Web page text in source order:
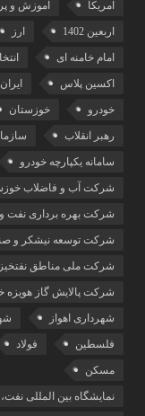
آمریکا آموزش و
اربعین 1402 ارز
امام خامنه ای
اکسین پلاس ایران
خودرو خوزستان
رهبر انقلاب
سامانه یکپارچه خودرو
شرکت آب و فاضلاب
شرکت بهره برداری نفت
شرکت توسعه نیشکر و
شرکت ملی مناطق
شرکت پالایش گاز هویزه
شهرداری اهواز
فلسطین فولاد
مسکن
نمایشگاه بین المللی نفت،